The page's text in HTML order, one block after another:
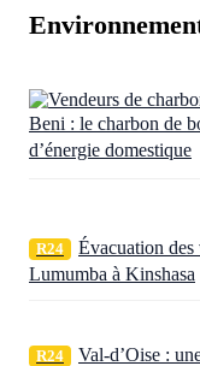
Beni : le charbon de
d’énergie domestique
R24
Évacuation des
Lumumba à Kinshasa
R24
Val-d’Oise :